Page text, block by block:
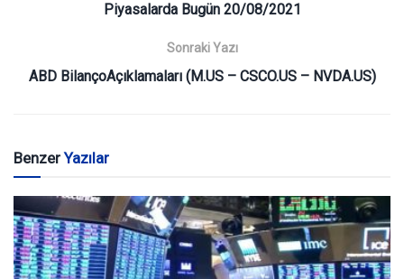
Piyasalarda Bugün 20/08/2021
Sonraki Yazı
ABD BilançoAçıklamaları (M.US – CSCO.US – NVDA.US)
BenzerYazılar